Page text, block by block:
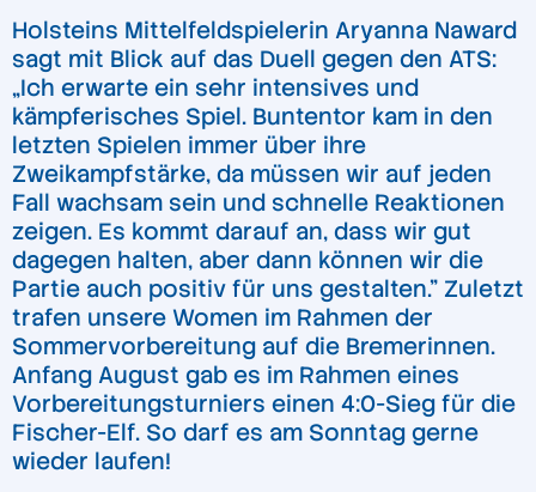
Holsteins Mittelfeldspielerin Aryanna Naward
sagt mit Blick auf das Duell gegen den ATS:
„Ich erwarte ein sehr intensives und
kämpferisches Spiel. Buntentor kam in den
letzten Spielen immer über ihre
Zweikampfstärke, da müssen wir auf jeden
Fall wachsam sein und schnelle Reaktionen
zeigen. Es kommt darauf an, dass wir gut
dagegen halten, aber dann können wir die
Partie auch positiv für uns gestalten.” Zuletzt
trafen unsere Women im Rahmen der
Sommervorbereitung auf die Bremerinnen.
Anfang August gab es im Rahmen eines
Vorbereitungsturniers einen 4:0-Sieg für die
Fischer-Elf. So darf es am Sonntag gerne
wieder laufen!